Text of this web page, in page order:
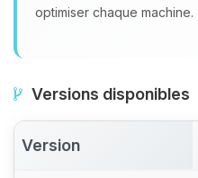
optimiser chaque machine.
Versions disponibles
Version